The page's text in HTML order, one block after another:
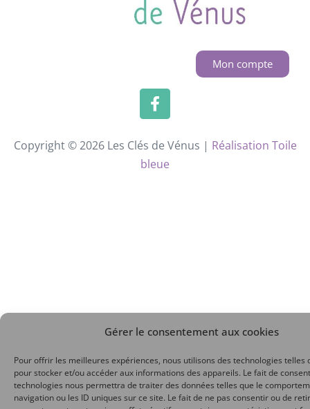
Gérer le consentement aux cookies
Pour offrir les meilleures expériences, nous utilisons des technologies telles
pour stocker et/ou accéder aux informations des appareils. Le fait de
technologies nous permettra de traiter des données telles que le
navigation ou les ID uniques sur ce site. Le fait de ne pas consentir ou de
Mon compte
Copyright © 2026 Les Clés de Vénus | Réalisation Toile
bleue